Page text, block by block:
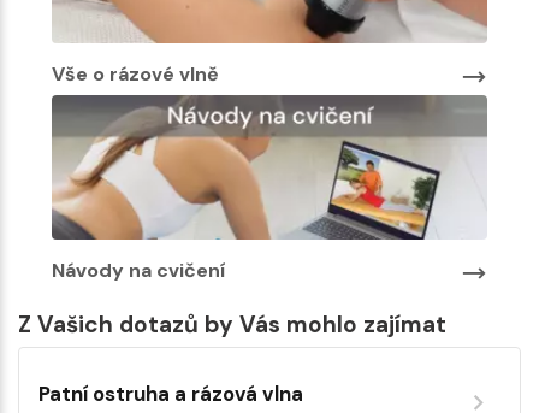
Vše o rázové vlně
Návody na cvičení
Z Vašich dotazů by Vás mohlo zajímat
Patní ostruha a rázová vlna